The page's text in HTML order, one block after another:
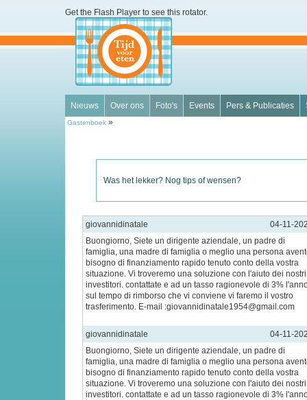
Get the Flash Player to see this rotator.
Nieuws Over ons Foto's Events Pers & Publicaties
Gastenboek »
Was het lekker? Nog tips of wensen?
giovannidinatale
04-11-
Buongiorno, Siete un dirigente aziendale, un padre di
famiglia, una madre di famiglia o meglio una persona
bisogno di finanziamento rapido tenuto conto della vostra
situazione. Vi troveremo una soluzione con l'aiuto dei nostri
investitori. contattate e ad un tasso ragionevole di 3%
sul tempo di rimborso che vi conviene vi faremo il vostro
trasferimento. E-mail :giovannidinatale1954@gmail.com
giovannidinatale
04-11-
Buongiorno, Siete un dirigente aziendale, un padre di
famiglia, una madre di famiglia o meglio una persona
bisogno di finanziamento rapido tenuto conto della vostra
situazione. Vi troveremo una soluzione con l'aiuto dei nostri
investitori. contattate e ad un tasso ragionevole di 3%